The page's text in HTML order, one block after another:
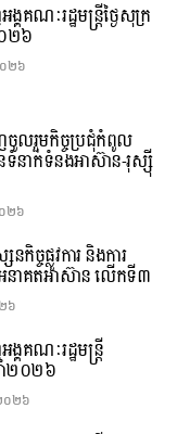
គណៈរដ្ឋមន្រ្តីថ្ងៃសុក្រ
២៦
០២៦
ចូលរួមកិច្ចប្រជុំកំពូល
ទំនាក់ទំនងអាស៊ាន-រុស្ស៊ី
០២៦
ច្ចផ្លូវការ និងការ
នាគតអាស៊ាន លើកទី៣
៦
គគណៈរដ្ឋមន្ត្រី
ាំ២០២៦
០២៦